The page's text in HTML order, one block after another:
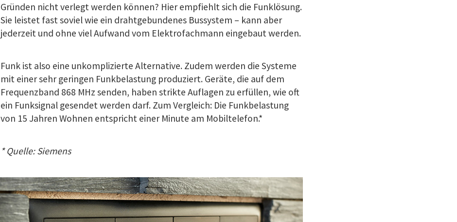
Gründen nicht verlegt werden können? Hier empfiehlt sich die Funklösung.
Sie leistet fast soviel wie ein drahtgebundenes Bussystem – kann aber
jederzeit und ohne viel Aufwand vom Elektrofachmann eingebaut werden.
Funk ist also eine unkomplizierte Alternative. Zudem werden die Systeme
mit einer sehr geringen Funkbelastung produziert. Geräte, die auf dem
Frequenzband 868 MHz senden, haben strikte Auflagen zu erfüllen, wie oft
ein Funksignal gesendet werden darf. Zum Vergleich: Die Funkbelastung
von 15 Jahren Wohnen entspricht einer Minute am Mobiltelefon.*
* Quelle: Siemens